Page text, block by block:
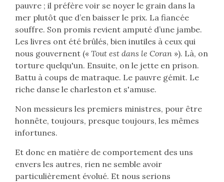
pauvre ; il préfère voir se noyer le grain dans la
mer plutôt que d’en baisser le prix. La fiancée
souffre. Son promis revient amputé d’une jambe.
Les livres ont été brûlés, bien inutiles à ceux qui
nous gouvernent (« Tout est dans le Coran »). Là, on
torture quelqu'un. Ensuite, on le jette en prison.
Battu à coups de matraque. Le pauvre gémit. Le
riche danse le charleston et s'amuse.
Non messieurs les premiers ministres, pour être
honnête, toujours, presque toujours, les mêmes
infortunes.
Et donc en matière de comportement des uns
envers les autres, rien ne semble avoir
particulièrement évolué. Et nous serions